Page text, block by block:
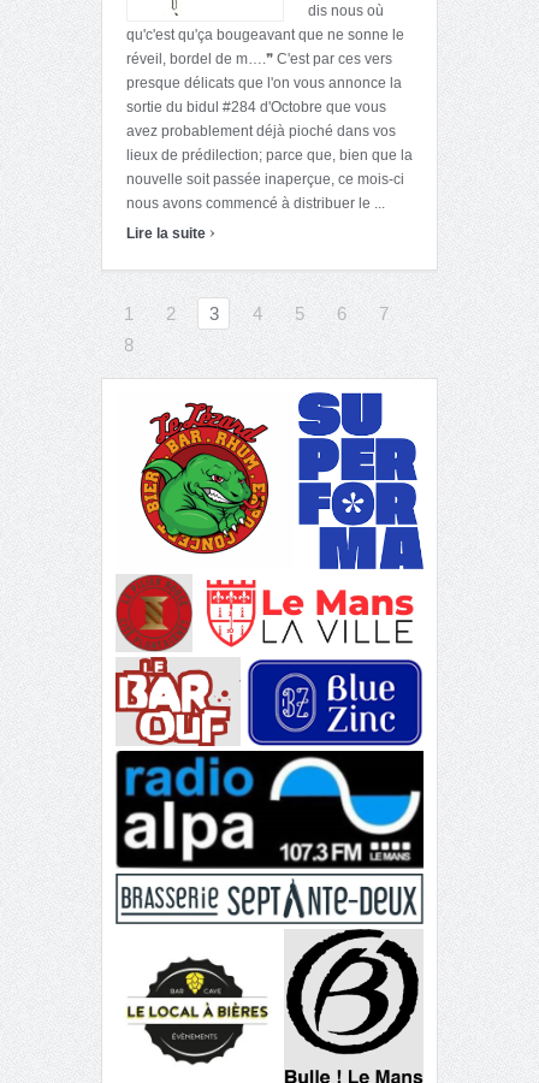
dis nous où
qu'c'est qu'ça bougeavant que ne sonne le
réveil, bordel de m….❞ C'est par ces vers
presque délicats que l'on vous annonce la
sortie du bidul #284 d'Octobre que vous
avez probablement déjà pioché dans vos
lieux de prédilection; parce que, bien que la
nouvelle soit passée inaperçue, ce mois-ci
nous avons commencé à distribuer le ...
Lire la suite ›
1 2 3 4 5 6
7
8